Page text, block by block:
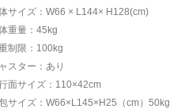
サイズ：W66 × L144× H128(cm)
重量：45kg
制限：100kg
スター：あり
面サイズ：110×42cm
サイズ：W66×L145×H25（cm）50kg